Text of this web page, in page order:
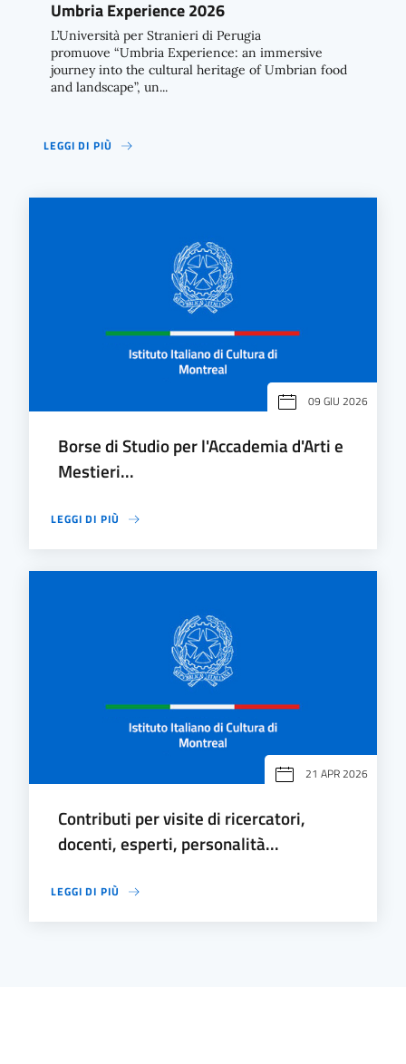
Umbria Experience 2026
L’Università per Stranieri di Perugia
promuove “Umbria Experience: an immersive
journey into the cultural heritage of Umbrian food
and landscape”, un...
LEGGI DI PIÙ
09 GIU 2026
Borse di Studio per l'Accademia d'Arti e
Mestieri...
LEGGI DI PIÙ
21 APR 2026
Contributi per visite di ricercatori,
docenti, esperti, personalità...
LEGGI DI PIÙ